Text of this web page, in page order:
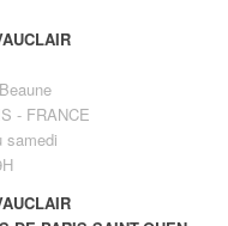
- FRANCE
samedi